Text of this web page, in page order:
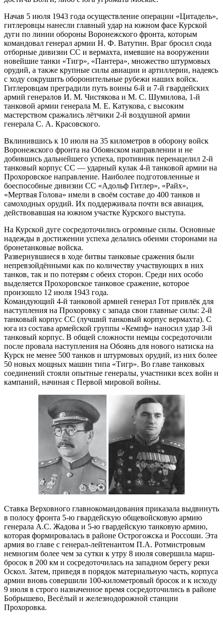
Начав 5 июля 1943 года осуществление операции «Цитадель»,
гитлеровцы нанесли главный удар на южном фасе Курской
дуги по линии обороны Воронежского фронта, которым
командовал генерал армии Н. Ф. Ватутин. Враг бросил сюда
отборные дивизии СС и вермахта, имевшие на вооружении
новейшие танки «Тигр», «Пантера», множество штурмовых
орудий, а также крупные силы авиации и артиллерии, надеясь
с ходу сокрушить оборонительные рубежи наших войск.
Гитлеровцам преградили путь воины 6-й и 7-й гвардейских
армий генералов И. М. Чистякова и М. С. Шумилова, 1-й
танковой армии генерала М. Е. Катукова, с высоким
мастерством сражались лётчики 2-й воздушной армии
генерала С. А. Красовского.
Вклинившись к 10 июля на 35 километров в оборону войск
Воронежского фронта на Обоянском направлении и не
добившись дальнейшего успеха, противник перенацелил 2-й
танковый корпус СС — ударный кулак 4-й танковой армии на
Прохоровское направление. Наиболее подготовленные и
боеспособные дивизии СС «Адольф Гитлер», «Райх»,
«Мертвая Голова» имели в своём составе до 400 танков и
самоходных орудий. Их поддерживала почти вся авиация,
действовавшая на южном участке Курского выступа.
На Курской дуге сосредоточились огромные силы. Основные
надежды в достижении успеха делались обеими сторонами на
бронетанковые войска.
Развернувшиеся в ходе битвы танковые сражения были
непревзойдёнными как по количеству участвующих в них
танков, так и по потерям с обеих сторон. Среди них особо
выделяется Прохоровское танковое сражение, которое
произошло 12 июля 1943 года.
Командующий 4-й танковой армией генерал Гот привлёк для
наступления на Прохоровку с запада свои главные силы: 2-й
танковый корпус СС (лучший танковый корпус вермахта). С
юга из состава армейской группы «Кемпф» наносил удар 3-й
танковый корпус. В общей сложности немцы сосредоточили
после провала наступления на Обоянь для нового натиска на
Курск не менее 500 танков и штурмовых орудий, из них более
50 новых мощных машин типа «Тигр». Во главе танковых
соединений стояли опытные генералы, участники всех войн и
кампаний, начиная с Первой мировой войны.
Ставка Верховного главнокомандования приказала выдвинуть
в полосу фронта 5-ю гвардейскую общевойсковую армию
генерала А.С. Жадова и 5-ю гвардейскую танковую армию,
которая формировалась в районе Острогожска и Россоши. Эта
армия во главе с генерал-лейтенантом П.А. Ротмистровым
немногим более чем за сутки к утру 8 июля совершила марш-
бросок в 200 км и сосредоточилась на западном берегу реки
Оскол. Затем, приведя в порядок материальную часть, корпуса
армии вновь совершили 100-километровый бросок и к исходу
9 июля в строго назначенное время сосредоточились в районе
Бобрышево, Весёлый и железнодорожной станции
Прохоровка.